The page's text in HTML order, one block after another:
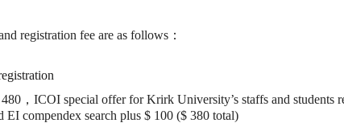
registration fee are as follows：
，ICOI special offer for Krirk University’s staffs and students
compendex search plus $ 100 ($ 380 total)